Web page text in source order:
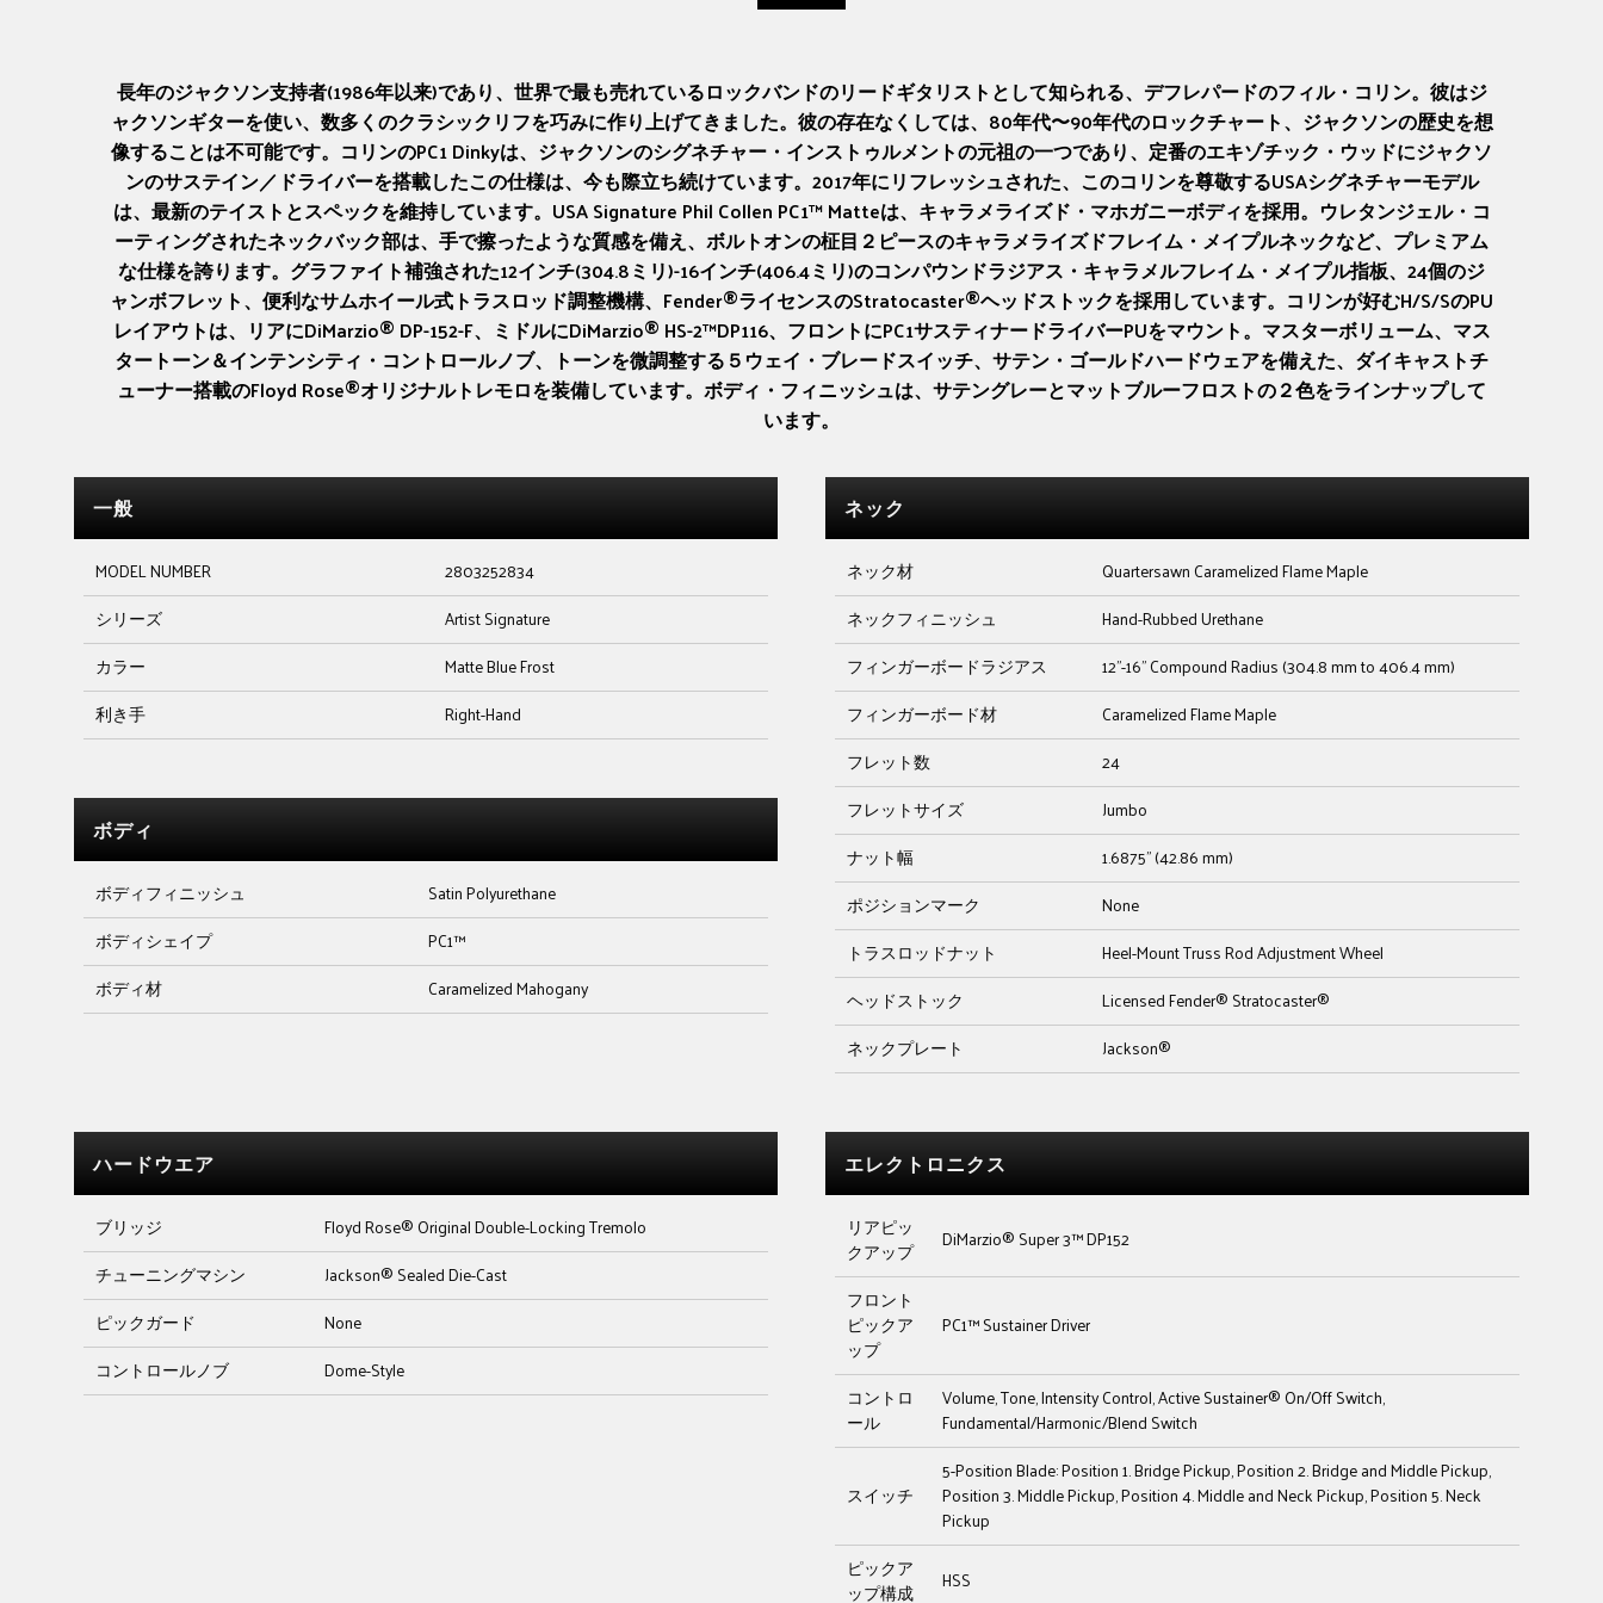
長年のジャクソン支持者(1986年以来)であり、世界で最も売れているロックバンドのリードギタリストとして知られる、デフレパードのフィル・コリン。彼はジ
ャクソンギターを使い、数多くのクラシックリフを巧みに作り上げてきました。彼の存在なくしては、80年代〜90年代のロックチャート、ジャクソンの歴史を想
像することは不可能です。コリンのPC1 Dinkyは、ジャクソンのシグネチャー・インストゥルメントの元祖の一つであり、定番のエキゾチック・ウッドにジャクソ
ンのサステイン／ドライバーを搭載したこの仕様は、今も際立ち続けています。2017年にリフレッシュされた、このコリンを尊敬するUSAシグネチャーモデル
は、最新のテイストとスペックを維持しています。USA Signature Phil Collen PC1™ Matteは、キャラメライズド・マホガニーボディを採用。ウレタンジェル・コ
ーティングされたネックバック部は、手で擦ったような質感を備え、ボルトオンの柾目２ピースのキャラメライズドフレイム・メイプルネックなど、プレミアム
な仕様を誇ります。グラファイト補強された12インチ(304.8ミリ)-16インチ(406.4ミリ)のコンパウンドラジアス・キャラメルフレイム・メイプル指板、24個のジ
ャンボフレット、便利なサムホイール式トラスロッド調整機構、Fender®ライセンスのStratocaster®ヘッドストックを採用しています。コリンが好むH/S/SのPU
レイアウトは、リアにDiMarzio® DP-152-F、ミドルにDiMarzio® HS-2™DP116、フロントにPC1サスティナードライバーPUをマウント。マスターボリューム、マス
タートーン＆インテンシティ・コントロールノブ、トーンを微調整する５ウェイ・ブレードスイッチ、サテン・ゴールドハードウェアを備えた、ダイキャストチ
ューナー搭載のFloyd Rose®オリジナルトレモロを装備しています。ボディ・フィニッシュは、サテングレーとマットブルーフロストの２色をラインナップして
います。
一般
MODEL NUMBER
2803252834
シリーズ
Artist Signature
カラー
Matte Blue Frost
利き手
Right-Hand
ボディ
ボディフィニッシュ
Satin Polyurethane
ボディシェイプ
PC1™
ボディ材
Caramelized Mahogany
ネック
ネック材
Quartersawn Caramelized Flame Maple
ネックフィニッシュ
Hand-Rubbed Urethane
フィンガーボードラジアス
12"-16" Compound Radius (304.8 mm to 406.4 mm)
フィンガーボード材
Caramelized Flame Maple
フレット数
24
フレットサイズ
Jumbo
ナット幅
1.6875" (42.86 mm)
ポジションマーク
None
トラスロッドナット
Heel-Mount Truss Rod Adjustment Wheel
ヘッドストック
Licensed Fender® Stratocaster®
ネックプレート
Jackson®
ハードウエア
ブリッジ
Floyd Rose® Original Double-Locking Tremolo
チューニングマシン
Jackson® Sealed Die-Cast
ピックガード
None
コントロールノブ
Dome-Style
エレクトロニクス
リアピッ
クアップ
DiMarzio® Super 3™ DP152
フロント
ピックア
ップ
PC1™ Sustainer Driver
コントロ
ール
Volume, Tone, Intensity Control, Active Sustainer® On/Off Switch,
Fundamental/Harmonic/Blend Switch
スイッチ
5-Position Blade: Position 1. Bridge Pickup, Position 2. Bridge and Middle Pickup,
Position 3. Middle Pickup, Position 4. Middle and Neck Pickup, Position 5. Neck
Pickup
ピックア
ップ構成
HSS